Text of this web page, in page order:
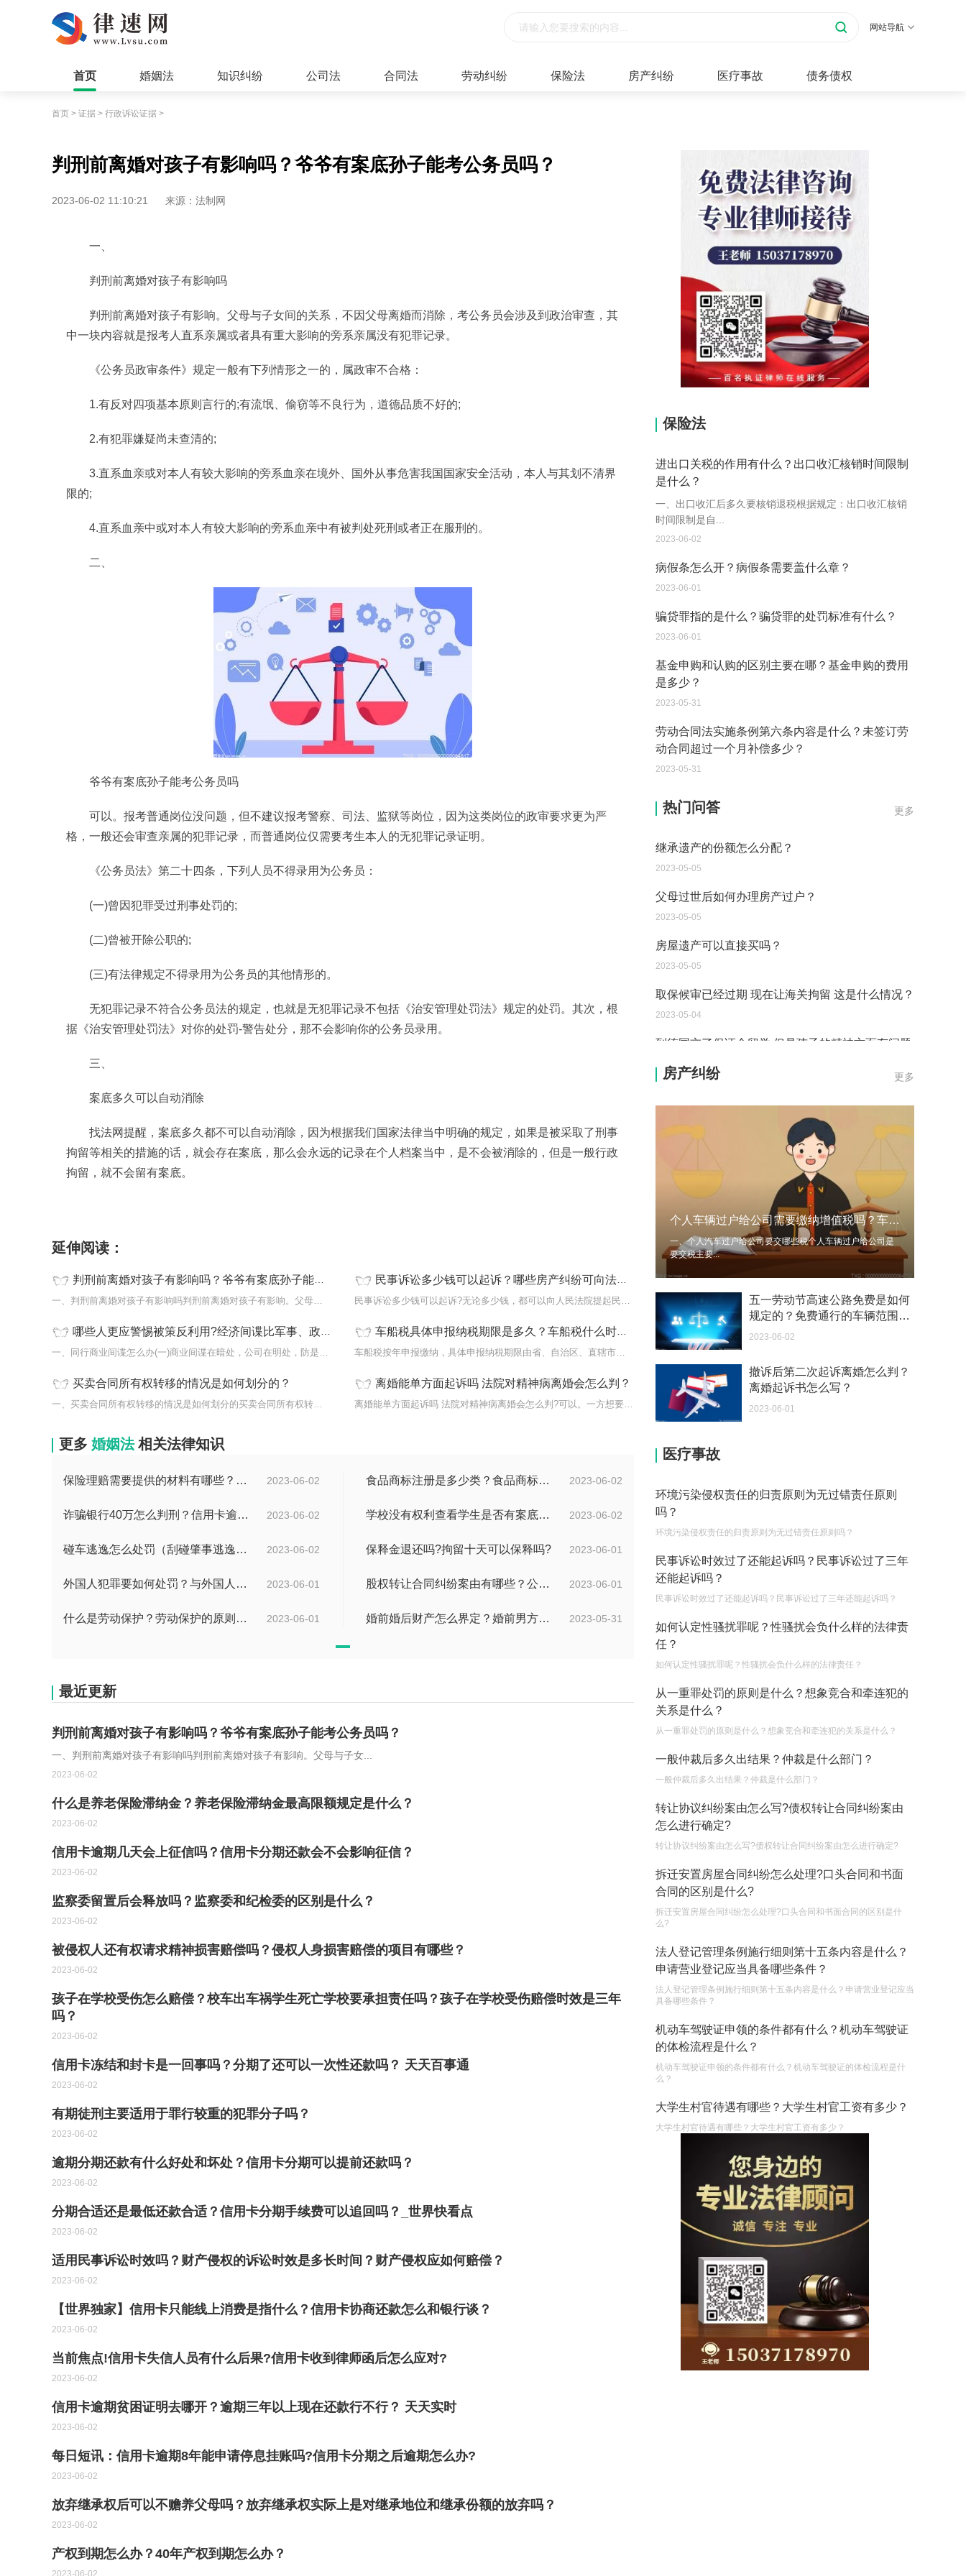
网站导航
首页 婚姻法 知识纠纷 公司法 合同法 劳动纠纷 保险法 房产纠纷 医疗事故 债务债权
首页 > 证据 > 行政诉讼证据 >
判刑前离婚对孩子有影响吗？爷爷有案底孙子能考公务员吗？
2023-06-02 11:10:21 来源：法制网
一、
判刑前离婚对孩子有影响吗
判刑前离婚对孩子有影响。父母与子女间的关系，不因父母离婚而消除，考公务员会涉及到政治审查，其
中一块内容就是报考人直系亲属或者具有重大影响的旁系亲属没有犯罪记录。
《公务员政审条件》规定一般有下列情形之一的，属政审不合格：
1.有反对四项基本原则言行的;有流氓、偷窃等不良行为，道德品质不好的;
2.有犯罪嫌疑尚未查清的;
3.直系血亲或对本人有较大影响的旁系血亲在境外、国外从事危害我国国家安全活动，本人与其划不清界
限的;
4.直系血亲中或对本人有较大影响的旁系血亲中有被判处死刑或者正在服刑的。
二、
爷爷有案底孙子能考公务员吗
可以。报考普通岗位没问题，但不建议报考警察、司法、监狱等岗位，因为这类岗位的政审要求更为严
格，一般还会审查亲属的犯罪记录，而普通岗位仅需要考生本人的无犯罪记录证明。
《公务员法》第二十四条，下列人员不得录用为公务员：
(一)曾因犯罪受过刑事处罚的;
(二)曾被开除公职的;
(三)有法律规定不得录用为公务员的其他情形的。
无犯罪记录不符合公务员法的规定，也就是无犯罪记录不包括《治安管理处罚法》规定的处罚。其次，根
据《治安管理处罚法》对你的处罚-警告处分，那不会影响你的公务员录用。
三、
案底多久可以自动消除
找法网提醒，案底多久都不可以自动消除，因为根据我们国家法律当中明确的规定，如果是被采取了刑事
拘留等相关的措施的话，就会存在案底，那么会永远的记录在个人档案当中，是不会被消除的，但是一般行政
拘留，就不会留有案底。
延伸阅读：
判刑前离婚对孩子有影响吗？爷爷有案底孙子能考公务员吗？
一、判刑前离婚对孩子有影响吗判刑前离婚对孩子有影响。父母与子女...
民事诉讼多少钱可以起诉？哪些房产纠纷可向法院起诉？
民事诉讼多少钱可以起诉?无论多少钱，都可以向人民法院提起民事诉讼...
哪些人更应警惕被策反利用?经济间谍比军事、政治间谍活动的范围更加广泛吗？
一、同行商业间谍怎么办(一)商业间谍在暗处，公司在明处，防是防不...
车船税具体申报纳税期限是多久？车船税什么时候交？
车船税按年申报缴纳，具体申报纳税期限由省、自治区、直辖市人民政...
买卖合同所有权转移的情况是如何划分的？
一、买卖合同所有权转移的情况是如何划分的买卖合同所有权转移的情...
离婚能单方面起诉吗 法院对精神病离婚会怎么判？
离婚能单方面起诉吗 法院对精神病离婚会怎么判?可以。一方想要离婚...
更多 婚姻法 相关法律知识
2023-06-02
保险理赔需要提供的材料有哪些？保险理赔的材料有哪些法律依据？ 2023-06-02
食品商标注册是多少类？食品商标注册是什么意思？
2023-06-02
诈骗银行40万怎么判刑？信用卡逾期被起诉了还能协商吗？ 2023-06-02
学校没有权利查看学生是否有案底吗？有案底子女学校能查到吗？
2023-06-02
碰车逃逸怎么处罚（刮碰肇事逃逸处罚怎么规定的） 2023-06-01
保释金退还吗?拘留十天可以保释吗?
2023-06-01
外国人犯罪要如何处罚？与外国人拘留审查期限有关的法律规定有哪些？ 2023-06-01
股权转让合同纠纷案由有哪些？公司股权纠纷如何处理？
2023-06-01
什么是劳动保护？劳动保护的原则是什么？劳动保护法的目的是什么？ 2023-05-31
婚前婚后财产怎么界定？婚前男方父母全款买房离婚怎么分？
最近更新
判刑前离婚对孩子有影响吗？爷爷有案底孙子能考公务员吗？
一、判刑前离婚对孩子有影响吗判刑前离婚对孩子有影响。父母与子女...
2023-06-02
什么是养老保险滞纳金？养老保险滞纳金最高限额规定是什么？
2023-06-02
信用卡逾期几天会上征信吗？信用卡分期还款会不会影响征信？
2023-06-02
监察委留置后会释放吗？监察委和纪检委的区别是什么？
2023-06-02
被侵权人还有权请求精神损害赔偿吗？侵权人身损害赔偿的项目有哪些？
2023-06-02
孩子在学校受伤怎么赔偿？校车出车祸学生死亡学校要承担责任吗？孩子在学校受伤赔偿时效是三年
吗？
2023-06-02
信用卡冻结和封卡是一回事吗？分期了还可以一次性还款吗？ 天天百事通
2023-06-02
有期徒刑主要适用于罪行较重的犯罪分子吗？
2023-06-02
逾期分期还款有什么好处和坏处？信用卡分期可以提前还款吗？
2023-06-02
分期合适还是最低还款合适？信用卡分期手续费可以追回吗？_世界快看点
2023-06-02
适用民事诉讼时效吗？财产侵权的诉讼时效是多长时间？财产侵权应如何赔偿？
2023-06-02
【世界独家】信用卡只能线上消费是指什么？信用卡协商还款怎么和银行谈？
2023-06-02
当前焦点!信用卡失信人员有什么后果?信用卡收到律师函后怎么应对?
2023-06-02
信用卡逾期贫困证明去哪开？逾期三年以上现在还款行不行？ 天天实时
2023-06-02
每日短讯：信用卡逾期8年能申请停息挂账吗?信用卡分期之后逾期怎么办?
2023-06-02
放弃继承权后可以不赡养父母吗？放弃继承权实际上是对继承地位和继承份额的放弃吗？
2023-06-02
产权到期怎么办？40年产权到期怎么办？
2023-06-02
保险法
进出口关税的作用有什么？出口收汇核销时间限制
是什么？
一、出口收汇后多久要核销退税根据规定：出口收汇核销
时间限制是自...
2023-06-02
病假条怎么开？病假条需要盖什么章？
2023-06-01
骗贷罪指的是什么？骗贷罪的处罚标准有什么？
2023-06-01
基金申购和认购的区别主要在哪？基金申购的费用
是多少？
2023-05-31
劳动合同法实施条例第六条内容是什么？未签订劳
动合同超过一个月补偿多少？
2023-05-31
更多
热门问答
继承遗产的份额怎么分配？
父母过世后如何办理房产过户？
2023-05-05
房屋遗产可以直接买吗？
2023-05-05
取保候审已经过期 现在让海关拘留 这是什么情况？
2023-05-04
到德国交了保证金留学 但是孩子的精神方面有问题
保证金可以拿回来吗？
2023-05-04
您好：请问从国外进口的费钢税率是多少？非常感
谢！
外国旅游签证可以在中国大使馆登记结婚吗？
2023-05-04
我可以在苏州申请护照吗？我所在的地方是云南
2023-05-04
你好 我想问一下外国人来这里工作没有护照该怎么
办？
2023-05-04
如何续签居住证 我的1月7日到期
中介说商务签转工作签证合法吗 应该向哪个国家机
关报案？
你好 我需要申请去美国结婚的签证 过程是什么？
代理权的产生原因是什么？当我国没有外贸经营权
的企业委托外贸公司进出口贸易时，相关当事人的
权利和责任是什么？
单纯的遗产赠要缴税吗？
遗产继承必须要公证吗？
2023-05-05
更多
房产纠纷
个人车辆过户给公司需要缴纳增值税吗？车辆过户费是谁受益？
一、个人汽车过户给公司要交哪些税个人车辆过户给公司是
要交税主要...
五一劳动节高速公路免费是如何
规定的？免费通行的车辆范围是
什么？
2023-06-02
撤诉后第二次起诉离婚怎么判？
离婚起诉书怎么写？
2023-06-01
医疗事故
环境污染侵权责任的归责原则为无过错责任原则
吗？
环境污染侵权责任的归责原则为无过错责任原则吗？
民事诉讼时效过了还能起诉吗？民事诉讼过了三年
还能起诉吗？
民事诉讼时效过了还能起诉吗？民事诉讼过了三年还能起诉吗？
如何认定性骚扰罪呢？性骚扰会负什么样的法律责
任？
如何认定性骚扰罪呢？性骚扰会负什么样的法律责任？
从一重罪处罚的原则是什么？想象竞合和牵连犯的
关系是什么？
从一重罪处罚的原则是什么？想象竞合和牵连犯的关系是什么？
一般仲裁后多久出结果？仲裁是什么部门？
一般仲裁后多久出结果？仲裁是什么部门？
转让协议纠纷案由怎么写?债权转让合同纠纷案由
怎么进行确定?
转让协议纠纷案由怎么写?债权转让合同纠纷案由怎么进行确定?
拆迁安置房屋合同纠纷怎么处理?口头合同和书面
合同的区别是什么?
拆迁安置房屋合同纠纷怎么处理?口头合同和书面合同的区别是什
么?
法人登记管理条例施行细则第十五条内容是什么？
申请营业登记应当具备哪些条件？
法人登记管理条例施行细则第十五条内容是什么？申请营业登记应当
具备哪些条件？
机动车驾驶证申领的条件都有什么？机动车驾驶证
的体检流程是什么？
机动车驾驶证申领的条件都有什么？机动车驾驶证的体检流程是什
么？
大学生村官待遇有哪些？大学生村官工资有多少？
大学生村官待遇有哪些？大学生村官工资有多少？